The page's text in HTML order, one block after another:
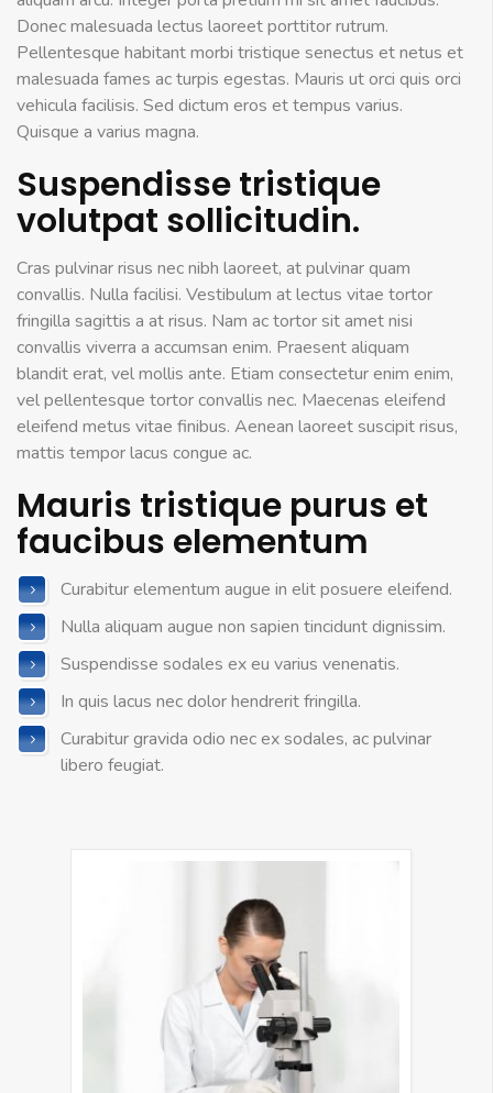
Donec malesuada lectus laoreet porttitor rutrum.
Pellentesque habitant morbi tristique senectus et netus et
malesuada fames ac turpis egestas. Mauris ut orci quis orci
vehicula facilisis. Sed dictum eros et tempus varius.
Quisque a varius magna.
Suspendisse tristique
volutpat sollicitudin.
Cras pulvinar risus nec nibh laoreet, at pulvinar quam
convallis. Nulla facilisi. Vestibulum at lectus vitae tortor
fringilla sagittis a at risus. Nam ac tortor sit amet nisi
convallis viverra a accumsan enim. Praesent aliquam
blandit erat, vel mollis ante. Etiam consectetur enim enim,
vel pellentesque tortor convallis nec. Maecenas eleifend
eleifend metus vitae finibus. Aenean laoreet suscipit risus,
mattis tempor lacus congue ac.
Mauris tristique purus et
faucibus elementum
Curabitur elementum augue in elit posuere eleifend.
Nulla aliquam augue non sapien tincidunt dignissim.
Suspendisse sodales ex eu varius venenatis.
In quis lacus nec dolor hendrerit fringilla.
Curabitur gravida odio nec ex sodales, ac pulvinar
libero feugiat.